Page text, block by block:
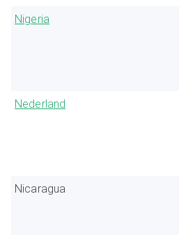
Nigeria
Nederland
Nicaragua